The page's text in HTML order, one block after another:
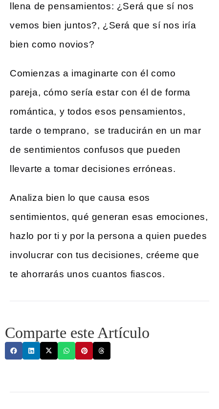
llena de pensamientos: ¿Será que sí nos
vemos bien juntos?, ¿Será que sí nos iría
bien como novios?
Comienzas a imaginarte con él como
pareja, cómo sería estar con él de forma
romántica, y todos esos pensamientos,
tarde o temprano, se traducirán en un mar
de sentimientos confusos que pueden
llevarte a tomar decisiones erróneas.
Analiza bien lo que causa esos
sentimientos, qué generan esas emociones,
hazlo por ti y por la persona a quien puedes
involucrar con tus decisiones, créeme que
te ahorrarás unos cuantos fiascos.
Comparte este Artículo